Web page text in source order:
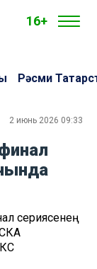
16+
Рәсми
2 июнь 2026 09:33
сериясенең